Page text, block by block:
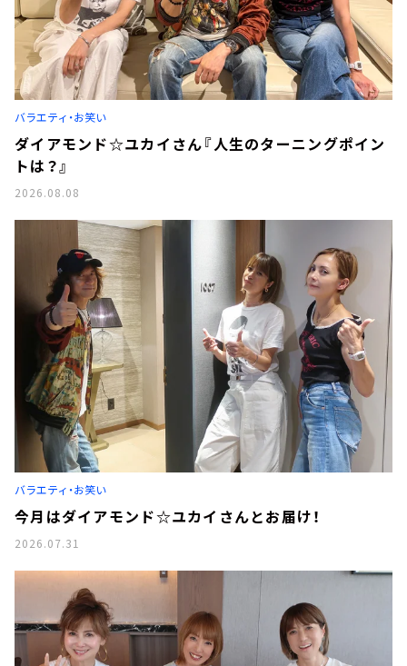
今日の番組表
週間番組表
トピックス
TBS Podcast
お知らせ
イベント・グッズ
YouTube
会社情報
バラエティ・お笑い
ダイアモンド☆ユカイさん『人生のターニングポイン
トは？』
2026.08.08
バラエティ・お笑い
今月はダイアモンド☆ユカイさんとお届け！
2026.07.31